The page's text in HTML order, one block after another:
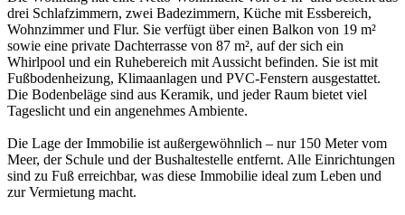
drei Schlafzimmern, zwei Badezimmern, Küche mit Essbereich,
Wohnzimmer und Flur. Sie verfügt über einen Balkon von 19 m²
sowie eine private Dachterrasse von 87 m², auf der sich ein
Whirlpool und ein Ruhebereich mit Aussicht befinden. Sie ist mit
Fußbodenheizung, Klimaanlagen und PVC-Fenstern ausgestattet.
Die Bodenbeläge sind aus Keramik, und jeder Raum bietet viel
Tageslicht und ein angenehmes Ambiente.
Die Lage der Immobilie ist außergewöhnlich – nur 150 Meter vom
Meer, der Schule und der Bushaltestelle entfernt. Alle Einrichtungen
sind zu Fuß erreichbar, was diese Immobilie ideal zum Leben und
zur Vermietung macht.